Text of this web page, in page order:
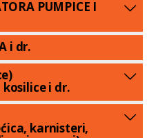
PUMPICE I
i dr.
i dr.
karnisteri,